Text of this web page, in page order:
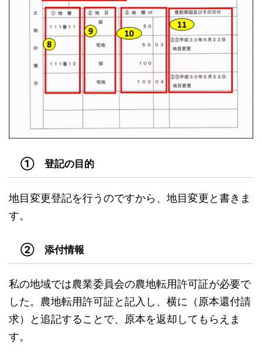
① 登記の目的
地目変更登記を行うのですから、地目変更と書きま
す。
② 添付情報
私の地域では農業委員会の農地転用許可証が必要で
した。農地転用許可証と記入し、横に（原本還付請
求）と追記することで、原本を返却してもらえま
す。